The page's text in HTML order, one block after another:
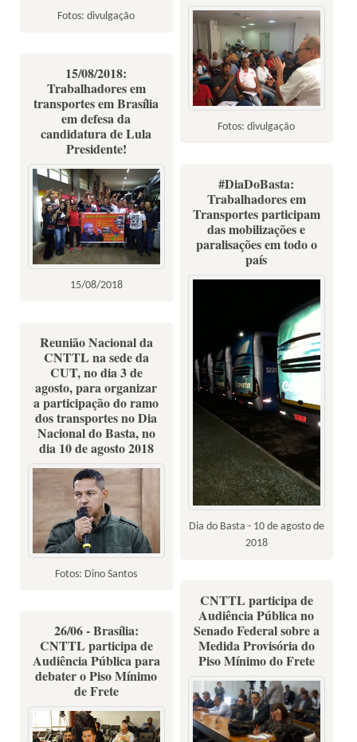
Fotos: divulgação
Fotos: divulgação
15/08/2018:
Trabalhadores em
transportes em Brasília
em defesa da
candidatura de Lula
Presidente!
15/08/2018
#DiaDoBasta:
Trabalhadores em
Transportes participam
das mobilizações e
paralisações em todo o
país
Dia do Basta - 10 de agosto de
2018
Reunião Nacional da
CNTTL na sede da
CUT, no dia 3 de
agosto, para organizar
a participação do ramo
dos transportes no Dia
Nacional do Basta, no
dia 10 de agosto 2018
Fotos: Dino Santos
CNTTL participa de
Audiência Pública no
Senado Federal sobre a
Medida Provisória do
Piso Mínimo do Frete
26/06 - Brasília:
CNTTL participa de
Audiência Pública para
debater o Piso Mínimo
de Frete